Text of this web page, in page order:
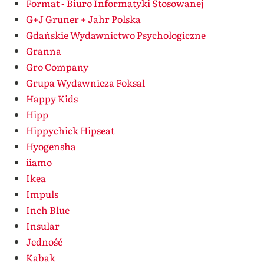
Format - Biuro Informatyki Stosowanej
G+J Gruner + Jahr Polska
Gdańskie Wydawnictwo Psychologiczne
Granna
Gro Company
Grupa Wydawnicza Foksal
Happy Kids
Hipp
Hippychick Hipseat
Hyogensha
iiamo
Ikea
Impuls
Inch Blue
Insular
Jedność
Kabak